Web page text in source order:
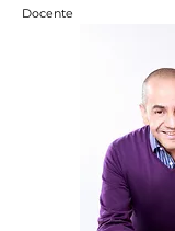
Docente